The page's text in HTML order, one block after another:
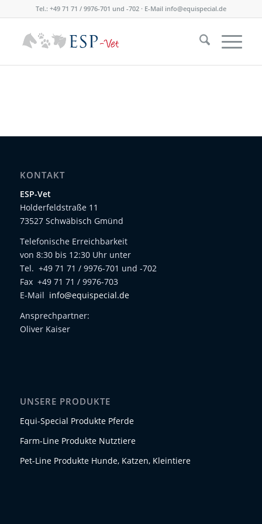
Tel.: +49 71 71 / 9976-701 und -702 · E-Mail info@equispecial.de
KONTAKT
ESP-Vet
Holderfeldstraße 11
73527 Schwäbisch Gmünd
Telefonische Erreichbarkeit
von 8:30 bis 12:30 Uhr unter
Tel. +49 71 71 / 9976-701 und -702
Fax +49 71 71 / 9976-703
E-Mail info@equispecial.de
Ansprechpartner:
Oliver Kaiser
UNSERE PRODUKTE
Equi-Special Produkte Pferde
Farm-Line Produkte Nutztiere
Pet-Line Produkte Hunde, Katzen, Kleintiere